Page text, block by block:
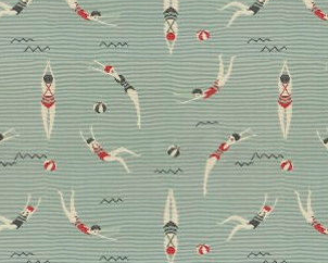
als altbacken und verstaubt abtut,
Die Überwürfe, die
vor Schmutz schützten, machen
Comeback als Designstatement.
schöne Beispiele und
maßgeschneiderte Anfertigung
Trendwatch